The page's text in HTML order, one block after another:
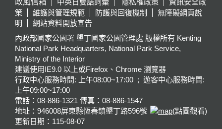
策
維護與管理規範 防護與回復機制
無障礙網頁說
明
網站資料開放宣告
內政部國家公園署 墾丁國家公園管理處 版權所有 Kenting
National Park Headquarters, National Park Service,
Ministry of the Interior
建議使用IE9.0 以上或Firefox、Chrome 瀏覽器
行政中心服務時間: 上午08:00~17:00 ; 遊客中心服務時間:
上午09:00~17:00
電話：08-886-1321 傳真：08-886-1547
地址：946008屏東縣恆春鎮墾丁路596號
(點圖觀看)
更新日期： 115-08-07